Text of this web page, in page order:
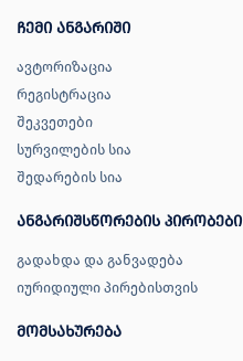
ჩემი ანგარიში
ავტორიზაცია
რეგისტრაცია
შეკვეთები
სურვილების სია
შედარების სია
ანგარიშსწორების პირობები
გადახდა და განვადება
იურიდიული პირებისთვის
მომსახურება